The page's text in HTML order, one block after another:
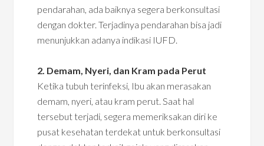
pendarahan, ada baiknya segera berkonsultasi
dengan dokter. Terjadinya pendarahan bisa jadi
menunjukkan adanya indikasi IUFD.
2. Demam, Nyeri, dan Kram pada Perut
Ketika tubuh terinfeksi, Ibu akan merasakan
demam, nyeri, atau kram perut. Saat hal
tersebut terjadi, segera memeriksakan diri ke
pusat kesehatan terdekat untuk berkonsultasi